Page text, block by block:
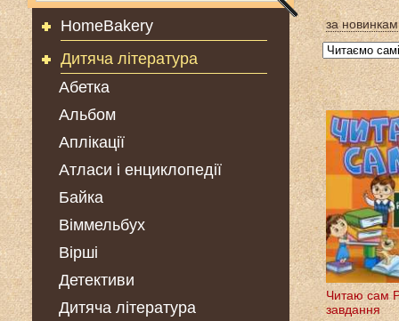
HomeBakery
Дитяча література
Абетка
Альбом
Аплікації
Атласи і енциклопедії
Байка
Віммельбух
Вірші
Детективи
Дитяча література
за
Читаю сам
завдання